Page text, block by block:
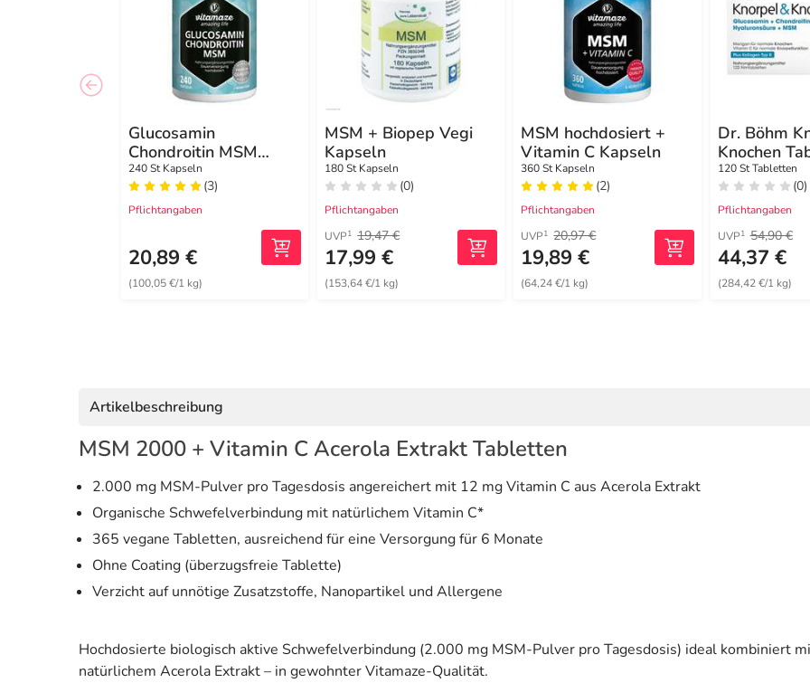
Glucosamin
Chondroitin MSM
Vitamin C Kapseln
240 St Kapseln
(3)
Pflichtangaben
20,89 €
(100,05 €/1 kg)
MSM + Biopep Vegi
Kapseln
180 St Kapseln
(0)
Pflichtangaben
UVP1 19,47 €
17,99 €
(153,64 €/1 kg)
MSM hochdosiert +
Vitamin C Kapseln
360 St Kapseln
(2)
Pflichtangaben
UVP1 20,97 €
19,89 €
(64,24 €/1 kg)
Dr. Böhm
Knochen
120 St Tabletten
(0)
Pflichtangaben
UVP1 54,90 €
44,37 €
(284,42 €/1 kg)
Artikelbeschreibung
MSM 2000 + Vitamin C Acerola Extrakt Tabletten
2.000 mg MSM-Pulver pro Tagesdosis angereichert mit 12 mg Vitamin C aus Acerola Extrakt
Organische Schwefelverbindung mit natürlichem Vitamin C*
365 vegane Tabletten, ausreichend für eine Versorgung für 6 Monate
Ohne Coating (überzugsfreie Tablette)
Verzicht auf unnötige Zusatzstoffe, Nanopartikel und Allergene
Hochdosierte biologisch aktive Schwefelverbindung (2.000 mg MSM-Pulver pro Tagesdosis) ideal kombiniert
natürlichem Acerola Extrakt – in gewohnter Vitamaze-Qualität.